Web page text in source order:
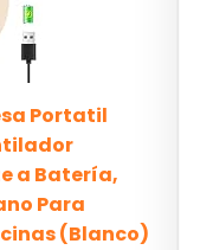
Portatil
a Batería,
Para
(Blanco)